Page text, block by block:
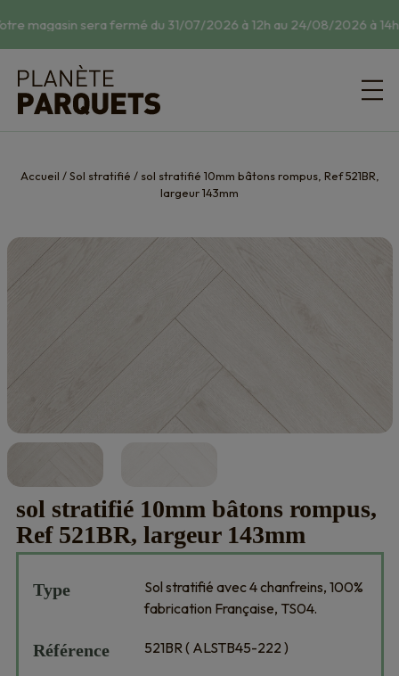
magasin sera fermé du 31/07/2026 à 12h au 24/08/2026 à 14h.
Accueil /Sol stratifié / sol stratifié 10mm bâtons rompus, Ref 521BR,
largeur 143mm
sol stratifié 10mm bâtons rompus,
Ref 521BR, largeur 143mm
Type
Sol stratifié avec 4 chanfreins, 100%
fabrication Française, TS04.
Référence 521BR ( ALSTB45-222 )